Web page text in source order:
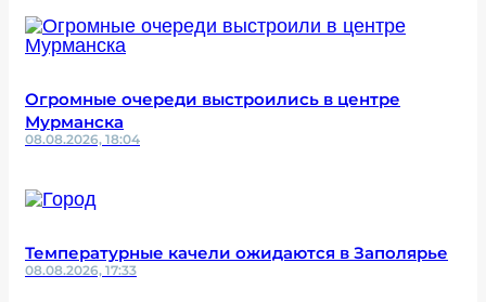
Огромные очереди выстроились в центре
Мурманска
08.08.2026, 18:04
Температурные качели ожидаются в Заполярье
08.08.2026, 17:33